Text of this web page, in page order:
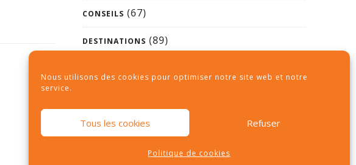
Nous utilisons des cookies pour optimiser notre site web et notre
service.
Tous les cookies Refuser
Politique de cookies
CONSEILS (67)
DESTINATIONS (89)